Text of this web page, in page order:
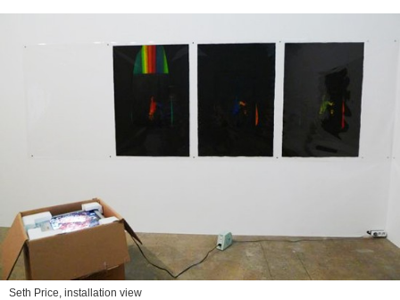
Seth Price, installation view